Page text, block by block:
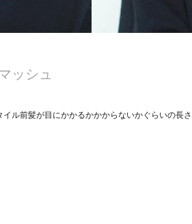
ッシュ
イル前髪が目にかかるかかからないかぐらいの長